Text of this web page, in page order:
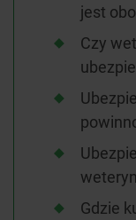
jest
Czy
Gdzie